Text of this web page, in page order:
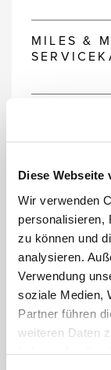
Diese Webseite
Wir verwenden
personalisieren,
zu können und
analysieren.
Verwendung
soziale Medien,
Partner führen
weiteren Daten
MILES &
ANZAHL